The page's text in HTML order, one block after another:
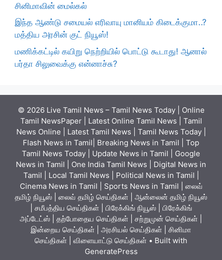
சினிமாவின் மைல்கல்
இந்த ஆண்டு சமையல் எரிவாயு மானியம் கிடைக்குமா..?
மத்திய அரசின் குட் நியூஸ்!
மணிக்கட்டில் கயிறு நெற்றியில் பொட்டு கூடாது! ஆனால்
பர்தா சிலுவைக்கு என்னாச்சு?
© 2026 Live Tamil News – Tamil News Today | Online
Tamil NewsPaper | Latest Online Tamil News | Tamil
News Online | Latest Tamil News | Tamil News Today |
Flash News in Tamil| Breaking News in Tamil | Top
Tamil News Today | Update News in Tamil | Google
News in Tamil | One India Tamil News | Digital News in
Tamil | Local Tamil News | Political News in Tamil |
Cinema News in Tamil | Sports News in Tamil | லைவ்
தமிழ் நியூஸ் | லைவ் தமிழ் செய்திகள் | ஆன்லைன் தமிழ் நியூஸ்
| சமீபத்திய செய்திகள் | பிரேக்கிங் நியூஸ் | பிரேக்கிங்
அப்டேட்ஸ் | தற்போதைய செய்திகள் | சற்றுமுன் செய்திகள் |
இன்றைய செய்திகள் | அரசியல் செய்திகள் | சினிமா
செய்திகள் | விளையாட்டு செய்திகள் • Built with
GeneratePress